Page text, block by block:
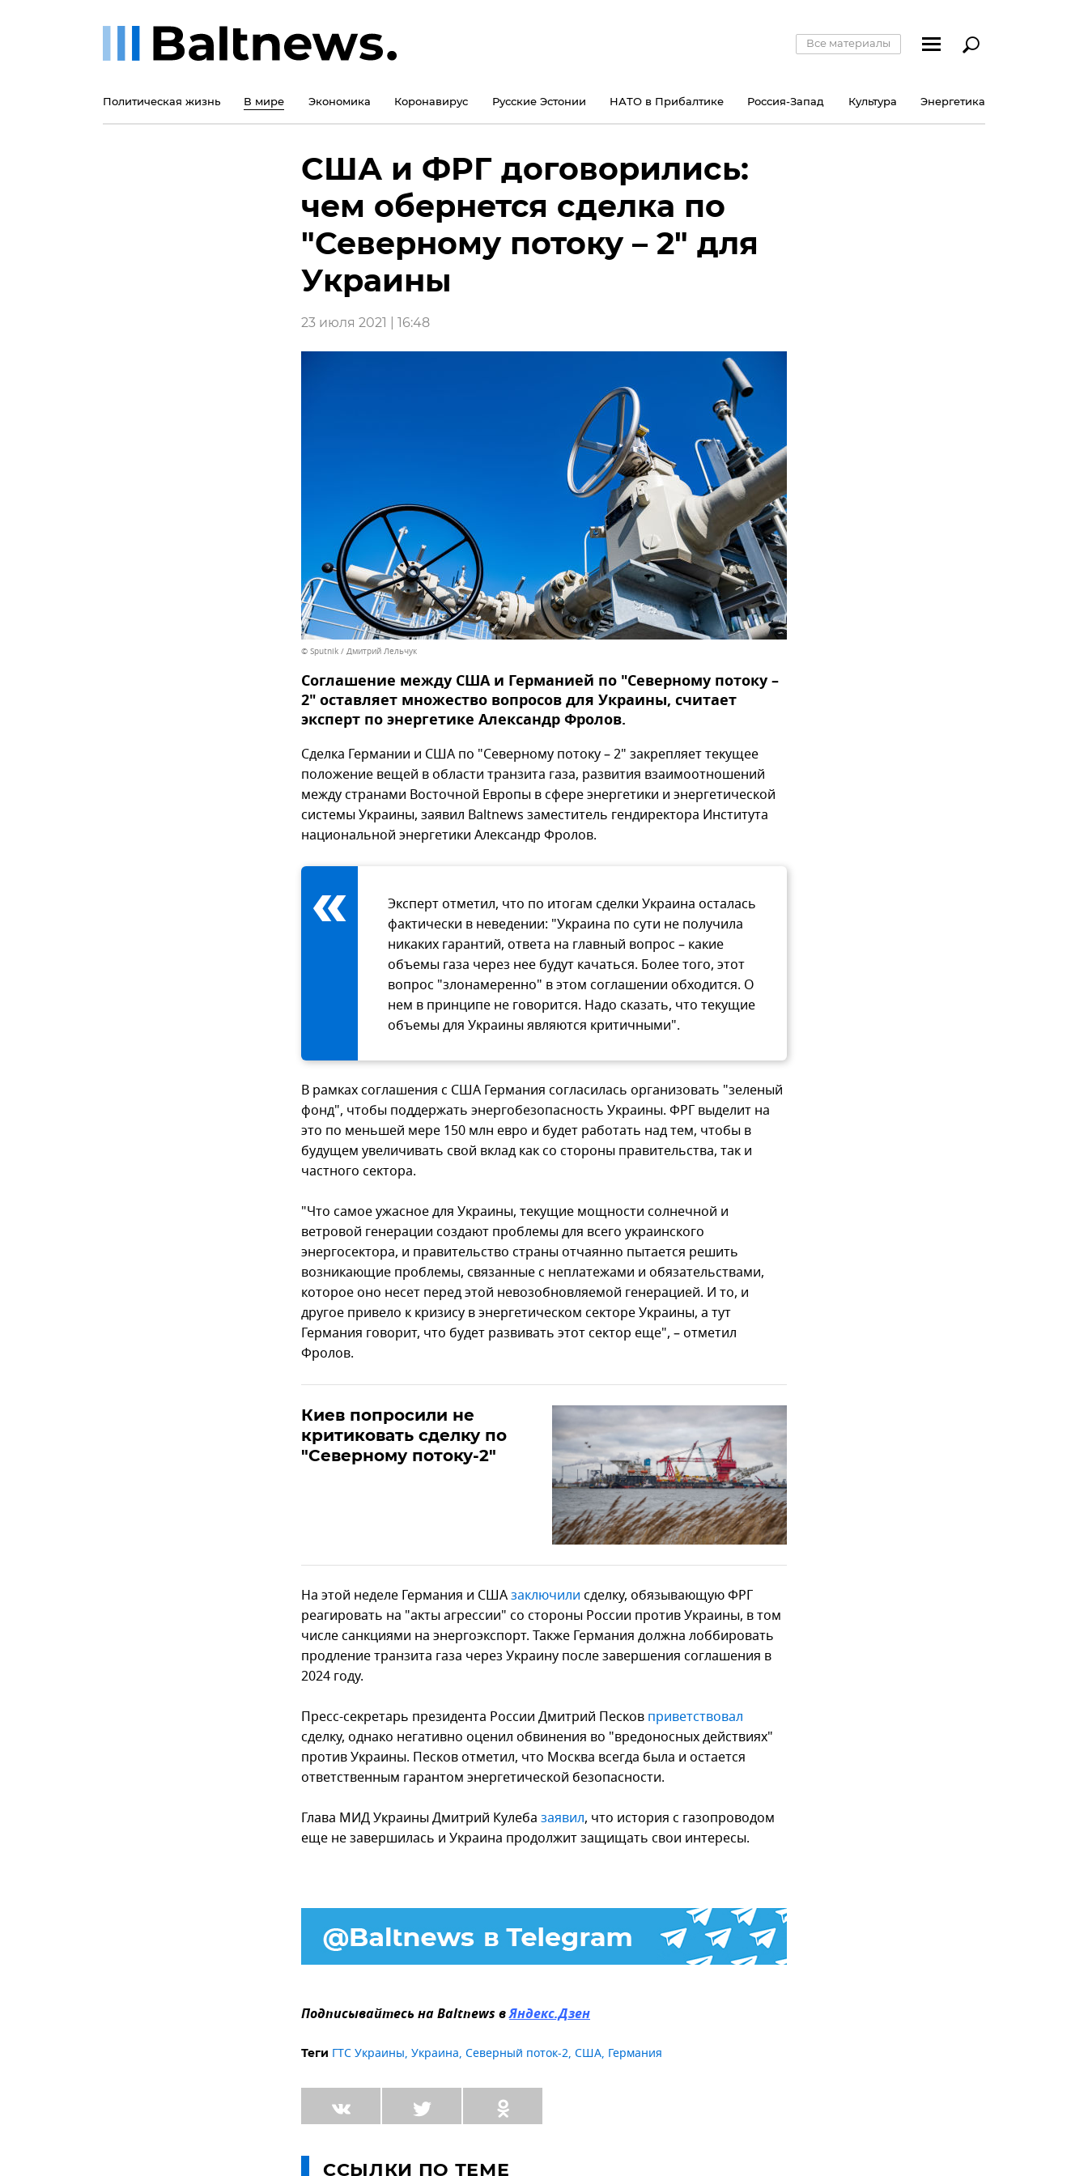
Все материалы
Политическая жизнь В мире Экономика Коронавирус Русские Эстонии НАТО в Прибалтике Россия-Запад Культура Энергетика
США и ФРГ договорились:
чем обернется сделка по
"Северному потоку – 2" для
Украины
23 июля 2021 | 16:48
© Sputnik / Дмитрий Лельчук
Соглашение между США и Германией по "Северному потоку –
2" оставляет множество вопросов для Украины, считает
эксперт по энергетике Александр Фролов.
Сделка Германии и США по "Северному потоку – 2" закрепляет текущее
положение вещей в области транзита газа, развития взаимоотношений
между странами Восточной Европы в сфере энергетики и энергетической
системы Украины, заявил Baltnews заместитель гендиректора Института
национальной энергетики Александр Фролов.
Эксперт отметил, что по итогам сделки Украина осталась
фактически в неведении: "Украина по сути не получила
никаких гарантий, ответа на главный вопрос – какие
объемы газа через нее будут качаться. Более того, этот
вопрос "злонамеренно" в этом соглашении обходится. О
нем в принципе не говорится. Надо сказать, что текущие
объемы для Украины являются критичными".
В рамках соглашения с США Германия согласилась организовать "зеленый
фонд", чтобы поддержать энергобезопасность Украины. ФРГ выделит на
это по меньшей мере 150 млн евро и будет работать над тем, чтобы в
будущем увеличивать свой вклад как со стороны правительства, так и
частного сектора.
"Что самое ужасное для Украины, текущие мощности солнечной и
ветровой генерации создают проблемы для всего украинского
энергосектора, и правительство страны отчаянно пытается решить
возникающие проблемы, связанные с неплатежами и обязательствами,
которое оно несет перед этой невозобновляемой генерацией. И то, и
другое привело к кризису в энергетическом секторе Украины, а тут
Германия говорит, что будет развивать этот сектор еще", – отметил
Фролов.
Киев попросили не
критиковать сделку по
"Северному потоку-2"
На этой неделе Германия и СШАзаключили сделку, обязывающую ФРГ
реагировать на "акты агрессии" со стороны России против Украины, в том
числе санкциями на энергоэкспорт. Также Германия должна лоббировать
продление транзита газа через Украину после завершения соглашения в
2024 году.
Пресс-секретарь президента России Дмитрий Песков приветствовал
сделку, однако негативно оценил обвинения во "вредоносных действиях"
против Украины. Песков отметил, что Москва всегда была и остается
ответственным гарантом энергетической безопасности.
Глава МИД Украины Дмитрий Кулеба заявил, что история с газопроводом
еще не завершилась и Украина продолжит защищать свои интересы.
Подписывайтесь на Baltnews вЯндекс.Дзен
Теги ГТС Украины, Украина, Северный поток-2, США, Германия
ССЫЛКИ ПО ТЕМЕ